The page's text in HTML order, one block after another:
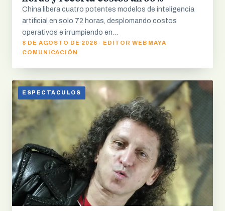
China libera cuatro potentes modelos de inteligencia
artificial en solo 72 horas, desplomando costos
operativos e irrumpiendo en…
8 DE AGOSTO DE 2026 · EDITOR WEB MAYA
COMUNICACIÓN
ESPECTACULOS